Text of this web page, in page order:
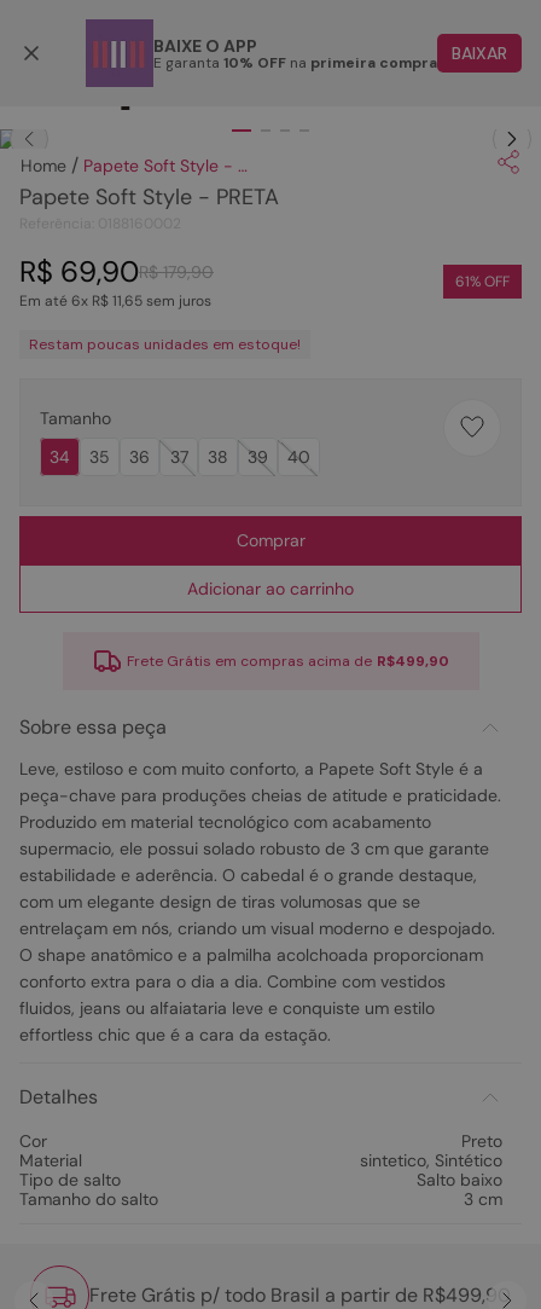
BAIXE O APP
E garanta 10% OFF na primeira compra BAIXAR
Papete Soft Style - PRETA
Papete Soft Style - PRETA
R$ 179,90
R$ 69,90
Em até6x R$11,65sem juros
61% OFF
Restam poucas unidades em estoque!
Tamanho
34
35 36 37 38 39 40
Comprar
Adicionar ao carrinho
Frete Grátis em compras acima de R$499,90
Sobre essa peça
Leve, estiloso e com muito conforto, a Papete Soft Style é a
peça-chave para produções cheias de atitude e praticidade.
Produzido em material tecnológico com acabamento
supermacio, ele possui solado robusto de 3 cm que garante
estabilidade e aderência. O cabedal é o grande destaque,
com um elegante design de tiras volumosas que se
entrelaçam em nós, criando um visual moderno e despojado.
O shape anatômico e a palmilha acolchoada proporcionam
conforto extra para o dia a dia. Combine com vestidos
fluidos, jeans ou alfaiataria leve e conquiste um estilo
effortless chic que é a cara da estação.
Detalhes
Cor
Preto
Material
sintetico, Sintético
Tipo de salto
Salto baixo
Tamanho do salto
3 cm
Frete Grátis p/ todo Brasil a partir de R$499,90
1
2º
tenis
4º
sandalia
5º
rasteira
6º
tamanco
sapatilha
óculos
10º couro